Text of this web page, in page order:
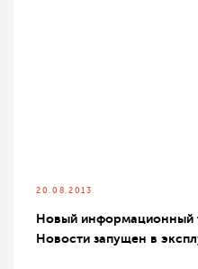
20.08.2013
Новый информационный
Новости запущен в